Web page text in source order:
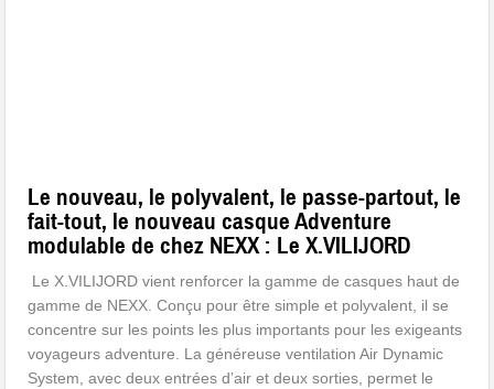
Le nouveau, le polyvalent, le passe-partout, le
fait-tout, le nouveau casque Adventure
modulable de chez NEXX : Le X.VILIJORD
Le X.VILIJORD vient renforcer la gamme de casques haut de
gamme de NEXX. Conçu pour être simple et polyvalent, il se
concentre sur les points les plus importants pour les exigeants
voyageurs adventure. La généreuse ventilation Air Dynamic
System, avec deux entrées d’air et deux sorties, permet le